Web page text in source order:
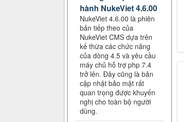
hành NukeViet 4.6.00
NukeViet 4.6.00 là phiên
bản tiếp theo của
NukeViet CMS dựa trên
kế thừa các chức năng
của dòng 4.5 và yêu cầu
máy chủ hỗ trợ php 7.4
trở lên. Đây cũng là bản
cập nhật bảo mật rất
quan trọng được khuyến
nghị cho toàn bộ người
dùng.